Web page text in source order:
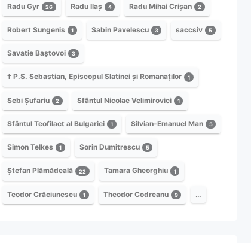
Radu Gyr 26 Radu Ilaș 4 Radu Mihai Crișan 2
Robert Sungenis 1 Sabin Pavelescu 3 saccsiv 5
Savatie Baștovoi 3
† P.S. Sebastian, Episcopul Slatinei și Romanaților 1
Sebi Șufariu 2 Sfântul Nicolae Velimirovici 1
Sfântul Teofilact al Bulgariei 1 Silvian-Emanuel Man 5
Simon Telkes 1 Sorin Dumitrescu 5
Ștefan Plămădeală 22 Tamara Gheorghiu 1
Teodor Crăciunescu 1 Theodor Codreanu 9 …